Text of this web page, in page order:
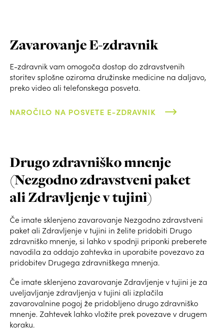
Zavarovanje E-zdravnik
E-zdravnik vam omogoča dostop do zdravstvenih
storitev splošne oziroma družinske medicine na daljavo,
preko video ali telefonskega posveta.
NAROČILO NA POSVETE E-ZDRAVNIK
Drugo zdravniško mnenje
(Nezgodno zdravstveni paket
ali Zdravljenje v tujini)
Če imate sklenjeno zavarovanje Nezgodno zdravstveni
paket ali Zdravljenje v tujini in želite pridobiti Drugo
zdravniško mnenje, si lahko v spodnji priponki preberete
navodila za oddajo zahtevka in uporabite povezavo za
pridobitev Drugega zdravniškega mnenja.
Če imate sklenjeno zavarovanje Zdravljenje v tujini je za
uveljavljanje zdravljenja v tujini ali izplačila
zavarovalnine pogoj že pridobljeno drugo zdravniško
mnenje. Zahtevek lahko vložite prek povezave v drugem
koraku.